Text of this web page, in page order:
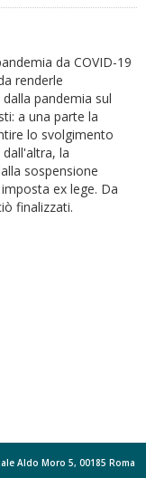
da COVID-19
renderle
pandemia sul
a una parte la
lo svolgimento
la
sospensione
ex lege. Da
finalizzati.
Aldo Moro 5, 00185 Roma